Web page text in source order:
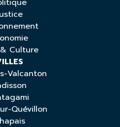
Culture
Valcanton
Quévillon